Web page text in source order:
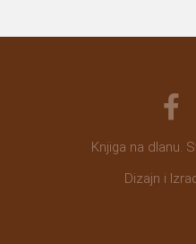
Knjiga na dlanu.
Dizajn i